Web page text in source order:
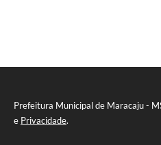
Prefeitura Municipal de Maracaju -
e Privacidade.